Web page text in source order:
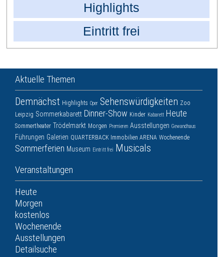
Highlights
Eintritt frei
Aktuelle Themen
Demnächst Highlights Oper Sehenswürdigkeiten Zoo
Leipzig Sommerkabarett Dinner-Show Kinder Kabarett Heute
Sommertheater Trödelmarkt Morgen Premieren Ausstellungen Gewandhaus
Führungen Galerien QUARTERBACK Immobilien ARENA Wochenende
Sommerferien Museum Eintritt frei Musicals
Veranstaltungen
Heute
Morgen
kostenlos
Wochenende
Ausstellungen
Detailsuche